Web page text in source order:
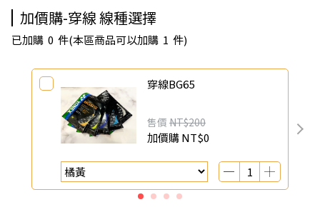
加價購-穿線 線種選擇
已加購 0 件(本區商品可以加購 1 件)
穿線BG65
售價 NT$200
加價購NT$0